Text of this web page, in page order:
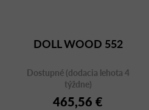
DOLL WOOD 552
Dostupné (dodacia lehota 4
týždne)
465,56 €